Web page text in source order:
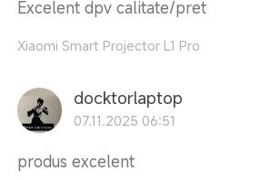
Excelent dpv calitate/pret
Xiaomi Smart Projector L1 Pro
docktorlaptop
07.11.2025 06:51
produs excelent